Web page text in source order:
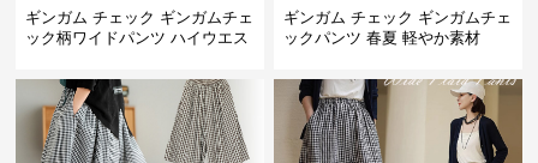
ギンガム チェック ギンガムチェ
ック柄ワイドパンツ ハイウエス
ギンガム チェック ギンガムチェ
ックパンツ 春夏 軽やか素材